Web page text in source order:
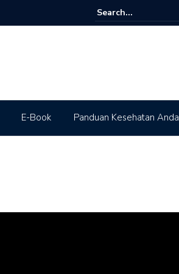
E-Book Panduan Kesehatan Anda